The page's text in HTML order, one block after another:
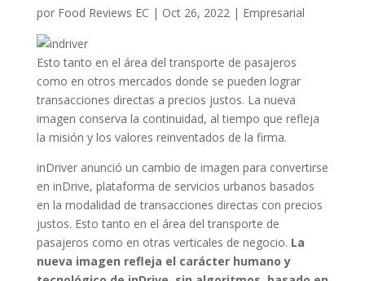
por Food Reviews EC | Oct 26, 2022| Empresarial
Esto tanto en el área del transporte de pasajeros
como en otros mercados donde se pueden lograr
transacciones directas a precios justos. La nueva
imagen conserva la continuidad, al tiempo que refleja
la misión y los valores reinventados de la firma.
inDriver anunció un cambio de imagen para convertirse
en inDrive, plataforma de servicios urbanos basados
en la modalidad de transacciones directas con precios
justos. Esto tanto en el área del transporte de
pasajeros como en otras verticales de negocio. La
nueva imagen refleja el carácter humano y